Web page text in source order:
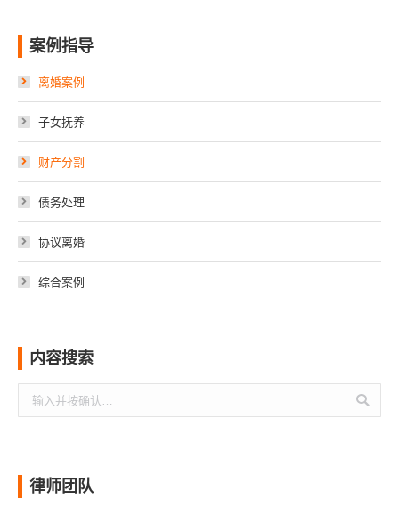
案例指导
离婚案例
子女抚养
财产分割
债务处理
协议离婚
综合案例
内容搜索
索：
律师团队